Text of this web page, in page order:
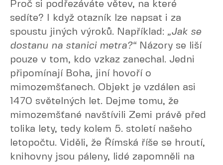
Proč si podřezáváte větev, na které
sedíte? I když otazník lze napsat i za
spoustu jiných výroků. Například: „Jak se
dostanu na stanici metra?“ Názory se liší
pouze v tom, kdo vzkaz zanechal. Jedni
připomínají Boha, jiní hovoří o
mimozemšťanech. Objekt je vzdálen asi
1470 světelných let. Dejme tomu, že
mimozemšťané navštívili Zemi právě před
tolika lety, tedy kolem 5. století našeho
letopočtu. Viděli, že Římská říše se hroutí,
knihovny jsou páleny, lidé zapomněli na